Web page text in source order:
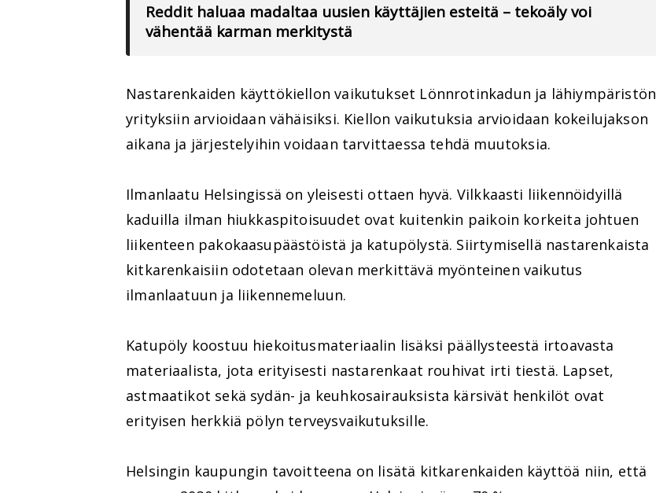
Reddit haluaa madaltaa uusien käyttäjien esteitä – tekoäly voi
vähentää karman merkitystä
Nastarenkaiden käyttökiellon vaikutukset Lönnrotinkadun ja lähiympäristön
yrityksiin arvioidaan vähäisiksi. Kiellon vaikutuksia arvioidaan kokeilujakson
aikana ja järjestelyihin voidaan tarvittaessa tehdä muutoksia.
Ilmanlaatu Helsingissä on yleisesti ottaen hyvä. Vilkkaasti liikennöidyillä
kaduilla ilman hiukkaspitoisuudet ovat kuitenkin paikoin korkeita johtuen
liikenteen pakokaasupäästöistä ja katupölystä. Siirtymisellä nastarenkaista
kitkarenkaisiin odotetaan olevan merkittävä myönteinen vaikutus
ilmanlaatuun ja liikennemeluun.
Katupöly koostuu hiekoitusmateriaalin lisäksi päällysteestä irtoavasta
materiaalista, jota erityisesti nastarenkaat rouhivat irti tiestä. Lapset,
astmaatikot sekä sydän- ja keuhkosairauksista kärsivät henkilöt ovat
erityisen herkkiä pölyn terveysvaikutuksille.
Helsingin kaupungin tavoitteena on lisätä kitkarenkaiden käyttöä niin, että